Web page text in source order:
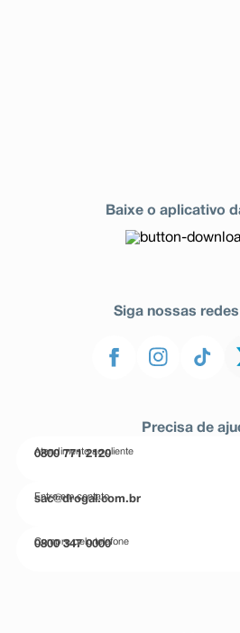
Baixe o aplicativo
Siga nossas
Precisa de
Atendimento ao cliente
0800 771 2120
Entre em contato
sac@drogal.com.br
Compre pelo telefone
0800 347 0000